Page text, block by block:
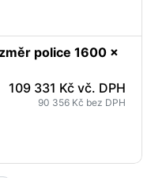
police 1600 x
109 331 Kč vč. DPH
90 356 Kč bez DPH